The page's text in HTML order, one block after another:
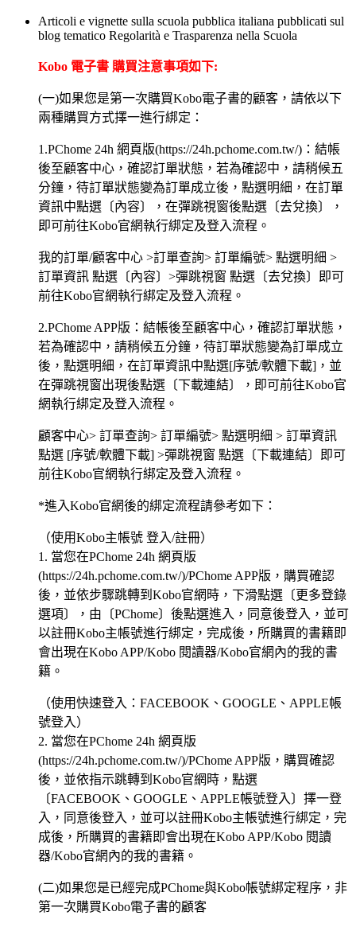
Articoli e vignette sulla scuola pubblica italiana pubblicati sul
blog tematico Regolarità e Trasparenza nella Scuola
Kobo 電子書 購買注意事項如下:
(一)如果您是第一次購買Kobo電子書的顧客，請依以下
兩種購買方式擇一進行綁定：
1.PChome 24h 網頁版(https://24h.pchome.com.tw/)：結帳
後至顧客中心，確認訂單狀態，若為確認中，請稍候五
分鐘，待訂單狀態變為訂單成立後，點選明細，在訂單
資訊中點選〔內容〕，在彈跳視窗後點選〔去兌換〕，
即可前往Kobo官網執行綁定及登入流程。
我的訂單/顧客中心 >訂單查詢> 訂單編號> 點選明細 >
訂單資訊 點選〔內容〕>彈跳視窗 點選〔去兌換〕即可
前往Kobo官網執行綁定及登入流程。
2.PChome APP版：結帳後至顧客中心，確認訂單狀態，
若為確認中，請稍候五分鐘，待訂單狀態變為訂單成立
後，點選明細，在訂單資訊中點選[序號/軟體下載]，並
在彈跳視窗出現後點選〔下載連結〕，即可前往Kobo官
網執行綁定及登入流程。
顧客中心> 訂單查詢> 訂單編號> 點選明細 > 訂單資訊
點選 [序號/軟體下載] >彈跳視窗 點選〔下載連結〕即可
前往Kobo官網執行綁定及登入流程。
*進入Kobo官網後的綁定流程請參考如下：
（使用Kobo主帳號 登入/註冊）
1. 當您在PChome 24h 網頁版
(https://24h.pchome.com.tw/)/PChome APP版，購買確認
後，並依步驟跳轉到Kobo官網時，下滑點選〔更多登錄
選項〕，由〔PChome〕後點選進入，同意後登入，並可
以註冊Kobo主帳號進行綁定，完成後，所購買的書籍即
會出現在Kobo APP/Kobo 閱讀器/Kobo官網內的我的書
籍。
（使用快速登入：FACEBOOK、GOOGLE、APPLE帳
號登入）
2. 當您在PChome 24h 網頁版
(https://24h.pchome.com.tw/)/PChome APP版，購買確認
後，並依指示跳轉到Kobo官網時，點選
〔FACEBOOK、GOOGLE、APPLE帳號登入〕擇一登
入，同意後登入，並可以註冊Kobo主帳號進行綁定，完
成後，所購買的書籍即會出現在Kobo APP/Kobo 閱讀
器/Kobo官網內的我的書籍。
(二)如果您是已經完成PChome與Kobo帳號綁定程序，非
第一次購買Kobo電子書的顧客